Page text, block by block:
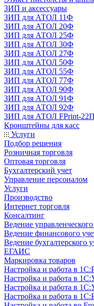
ЗИП и аксессуары
ЗИП для АТОЛ 11Ф
ЗИП для АТОЛ 20Ф
ЗИП для АТОЛ 25Ф
ЗИП для АТОЛ 30Ф
ЗИП для АТОЛ 27Ф
ЗИП для АТОЛ 50Ф
ЗИП для АТОЛ 55Ф
ЗИП для АТОЛ 77Ф
ЗИП для АТОЛ 90Ф
ЗИП для АТОЛ 91Ф
ЗИП для АТОЛ 92Ф
ЗИП для АТОЛ FPrint-
Кронштейны для касс
Услуги
Подбор решения
Розничная торговля
Оптовая торговля
Бухгалтерский учет
Управление персоналом
Услуги
Производство
Интернет торговля
Консалтинг
Ведение управленческого
Ведение финансового
Ведение бухгалтерского
ЕГАИС
Маркировка товаров
Настройка и работа в
Настройка и работа в
Настройка и работа в
Настройка и работа в